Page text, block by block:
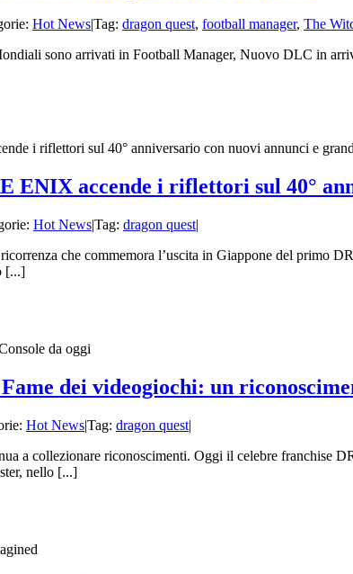
Hot News|Tag: dragon quest, football manager, The
sono arrivati in Football Manager, Nuovo DLC in
ENIX accende i riflettori sul 40°
Hot News|Tag: dragon quest|
che commemora l’uscita in Giappone del primo
[...]
dei videogiochi: un
Hot News|Tag: dragon quest|
a collezionare riconoscimenti. Oggi il celebre franchise
nello [...]